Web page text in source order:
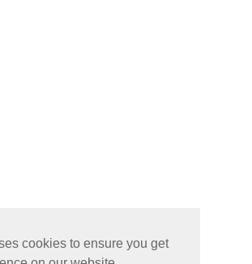
cookies to ensure you get